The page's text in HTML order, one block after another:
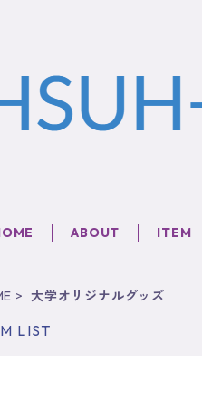
ABOUT ITEM
大学オリジナルグッズ
LIST